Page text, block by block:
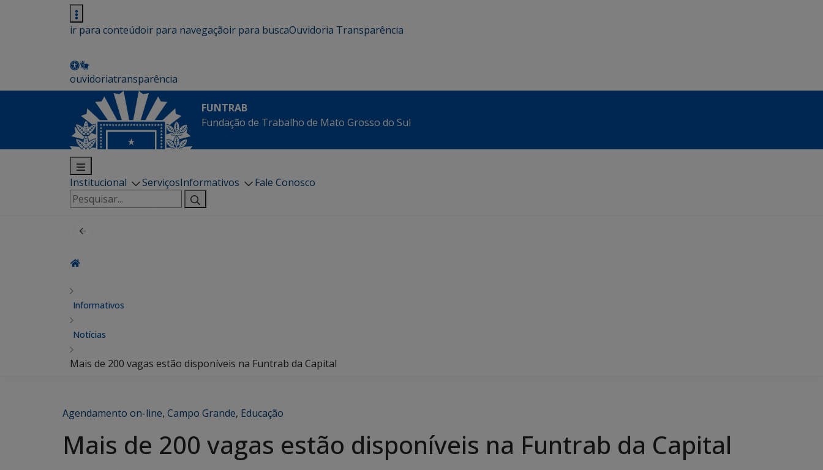
ir para conteúdoir para navegaçãoir para buscaOuvidoria Transparência
ouvidoriatransparência
FUNTRAB
Fundação de Trabalho de Mato Grosso do Sul
Institucional ServiçosInformativos
Fale Conosco
Pesquisar
por:
Informativos
Notícias
Mais de 200 vagas estão disponíveis na Funtrab da Capital
Agendamento on-line, Campo Grande, Educação
Mais de 200 vagas estão disponíveis na Funtrab da Capital